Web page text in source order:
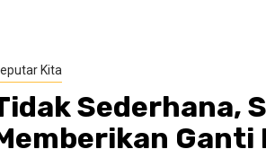
Kita
Sederhana,
Ganti